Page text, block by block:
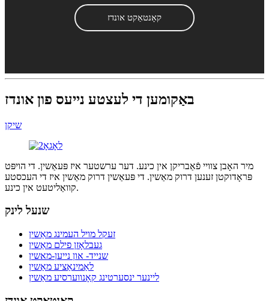
קאָנטאַקט אונדז
באַקומען די לעצטע נייעס פון אונדז
שיקן
מיר האָבן צוויי פֿאַבריקן אין כינע. דער ערשטער איז פּעאַשין. די הויפּט
פּראָדוקטן זענען דרוק מאַשין. די פּעאַשין דרוק מאַשין איז די העכסטע
קוואַליטעט אין כינע.
שנעל לינק
זעקל מויל העמינג מאַשין
געבלאָזן פילם מאַשין
שנייד- און נייען-מאשין
לאַמינאַציע מאַשין
ליינער ינסערטינג קאָנווערסיע מאַשין